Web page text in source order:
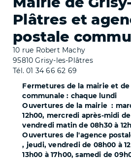
Plâtres et
postale
10 rue Robert Machy
95810 Grisy-les-Plâtres
Tél. 01 34 66 62 69
Fermetures de la mairie et
communale : chaque lundi
Ouvertures de la mairie :
12h00, mercredi après-midi de
vendredi matin de 08h30 à
Ouvertures de l'agence
, jeudi, vendredi de 08h00 à
13h00 à 17h00, samedi de